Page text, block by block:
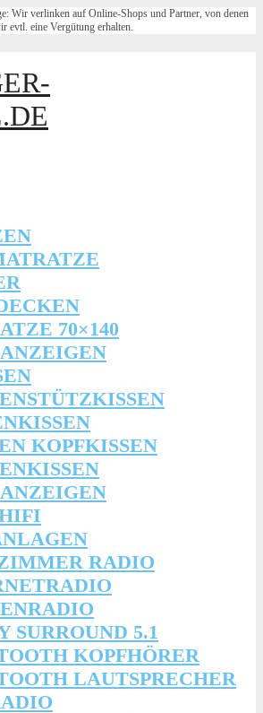
Wir verlinken auf Online-Shops und Partner, von denen
evtl. eine Vergütung erhalten.
70×140
KOPFKISSEN
RADIO
SURROUND 5.1
KOPFHÖRER
LAUTSPRECHER